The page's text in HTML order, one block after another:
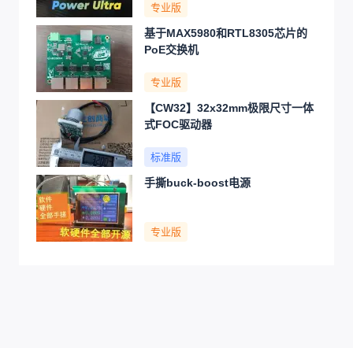
专业版
基于MAX5980和RTL8305芯片的
PoE交换机
专业版
【CW32】32x32mm极限尺寸一体
式FOC驱动器
标准版
手撕buck-boost电源
专业版